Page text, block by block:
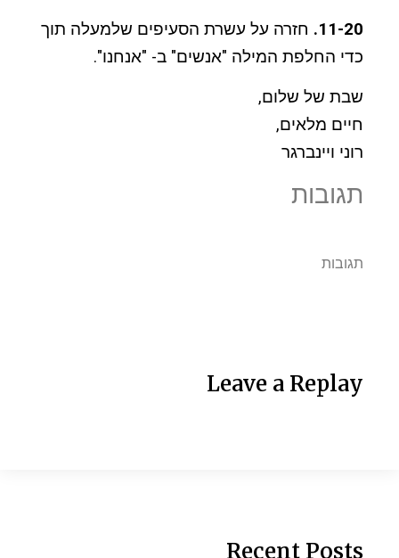
11-20.
חזרה על עשרת הסעיפים שלמעלה תוך
כדי החלפת המילה "אנשים" ב- "אנחנו".
שבת של שלום,
חיים מלאים,
רוני ויינברגר
תגובות
תגובות
Leave a Replay
Recent Posts